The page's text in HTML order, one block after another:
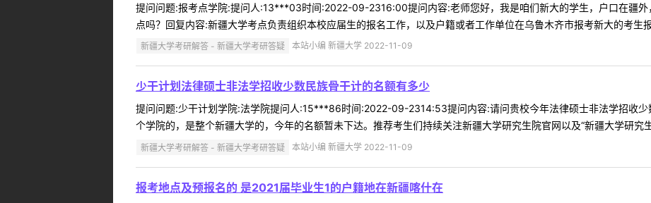
提问问题:报考点学院:提问人:13***03时间:2022-09-2316:00提问内容:老师您好，我是咱们新大的学生，户口在疆
点吗？回复内容:新疆大学考点负责组织本校应届生的报名工作，以及户籍或者工作单位在乌鲁木齐市报考新大的考生
新疆大学考研解答 - 新疆大学考研答疑 本站小编 新疆大学 2022-11-09
少干计划法律硕士非法学招收少数民族骨干计的名额有多少
提问问题:少干计划学院:法学院提问人:15***86时间:2022-09-2314:53提问内容:请问贵校今年法律硕士非法学招收
个学院的，是整个新疆大学的，今年的名额暂未下达。推荐考生们持续关注新疆大学研究生院官网以及“新疆大学研究
新疆大学考研解答 - 新疆大学考研答疑 本站小编 新疆大学 2022-11-09
报考地点及预报名的 是2021届毕业生1的户籍地在新疆喀什在